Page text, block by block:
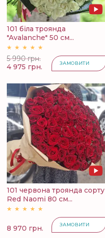
101 біла троянда
"Avalanche" 50 см...
5 990 грн.
4 975 грн.
ЗАМОВИТИ
101 червона троянда сорту
Red Naomi 80 см...
8 970 грн. ЗАМОВИТИ